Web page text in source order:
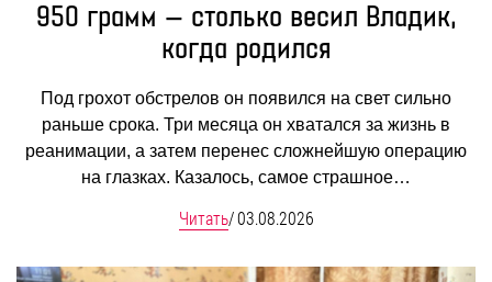
950 грамм — столько весил Владик,
когда родился
Под грохот обстрелов он появился на свет сильно
раньше срока. Три месяца он хватался за жизнь в
реанимации, а затем перенес сложнейшую операцию
на глазках. Казалось, самое страшное…
Читать/03.08.2026